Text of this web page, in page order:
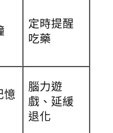
定時提醒
吃藥
憶
腦力遊
戲、延緩
退化